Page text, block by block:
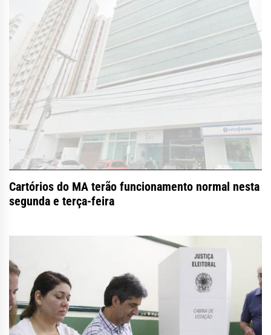
Cartórios do MA terão funcionamento normal nesta
segunda e terça-feira